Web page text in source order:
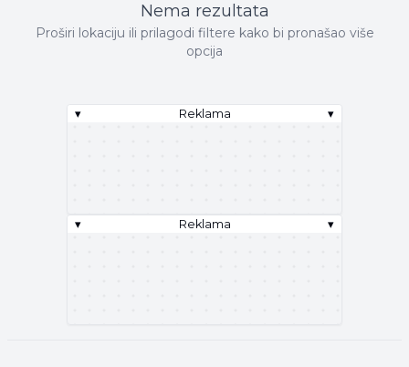
Nema rezultata
Proširi lokaciju ili prilagodi filtere kako bi pronašao više
opcija
▾ Reklama ▾
▾ Reklama ▾